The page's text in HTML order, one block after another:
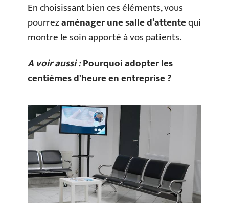
En choisissant bien ces éléments, vous
pourrezaménager une salle d’attentequi
montre le soin apporté à vos patients.
A voir aussi :Pourquoi adopter les
centièmes d'heure en entreprise ?